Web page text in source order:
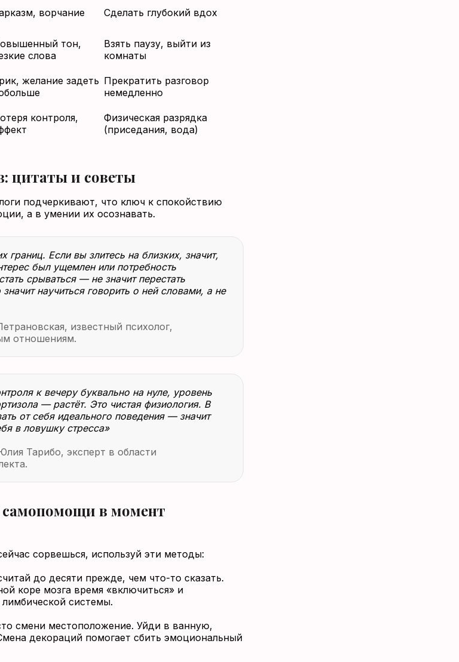
ворчание Сделать глубокий вдох
тон,
слова
Взять паузу, выйти из
комнаты
желание задеть Прекратить разговор
немедленно
контроля,
Физическая разрядка
(приседания, вода)
цитаты и советы
подчеркивают, что ключ к спокойствию
а в умении их осознавать.
границ. Если вы злитесь на близких, значит,
был ущемлен или потребность
срываться — не значит перестать
значит научиться говорить о ней словами, а не
известный психолог,
отношениям.
к вечеру буквально на нуле, уровень
— растёт. Это чистая физиология. В
от себя идеального поведения — значит
в ловушку стресса»
Тарибо, эксперт в области
в момент
сорвешься, используй эти методы:
до десяти прежде, чем что-то сказать.
коре мозга время «включиться» и
системы.
смени местоположение. Уйди в ванную,
декораций помогает сбить эмоциональный